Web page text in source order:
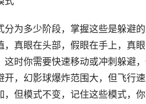
分为多少阶段，掌握这些是躲避
真眼在头部，假眼在手上，真
这时你需要快速移动或冲刺躲避
开，幻影球爆炸范围大，但飞行
但模式不变，记住这些模式，你